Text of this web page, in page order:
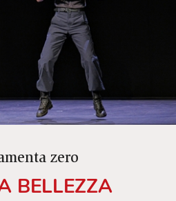
se incontriamo quello
capaci di amare
imperfetti?».
a capo di questo
una battaglia che si
io sono il mio
Dürrenmatt.
zero
BELLEZZA